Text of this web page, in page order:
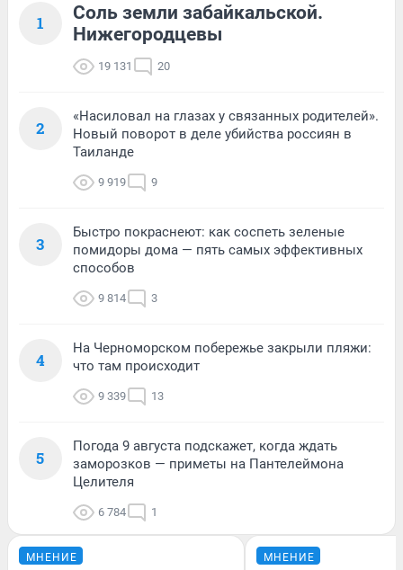
1
Соль земли забайкальской.
Нижегородцевы
19 131 20
2
«Насиловал на глазах у связанных родителей».
Новый поворот в деле убийства россиян в
Таиланде
9 919 9
3
Быстро покраснеют: как соспеть зеленые
помидоры дома — пять самых эффективных
способов
9 814 3
4
На Черноморском побережье закрыли пляжи:
что там происходит
9 339 13
5
Погода 9 августа подскажет, когда ждать
заморозков — приметы на Пантелеймона
Целителя
6 784 1
МНЕНИЕ МНЕНИЕ